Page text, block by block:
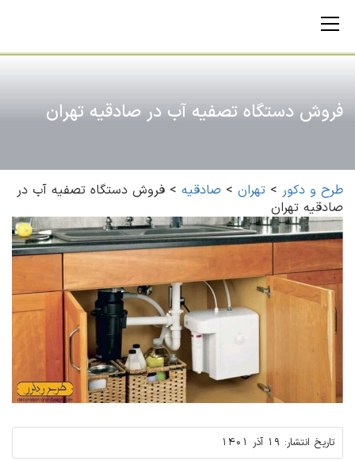
فروش دستگاه تصفیه آب در صادقیه تهران
طرح و دکور > تهران > صادقیه > فروش دستگاه تصفیه آب در
صادقیه تهران
تاریخ انتشار: 19 آذر 1401